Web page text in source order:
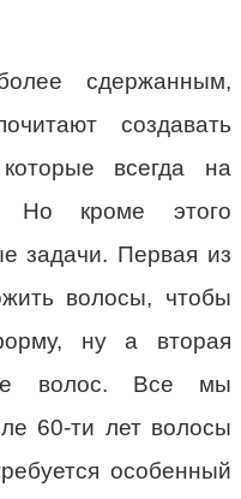
сдержанным,
создавать
которые всегда на
Но кроме этого
задачи. Первая из
волосы, чтобы
ну а вторая
волос. Все мы
60-ти лет волосы
особенный